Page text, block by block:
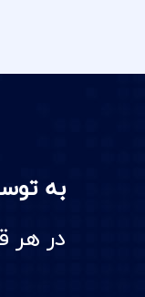
به
در هر